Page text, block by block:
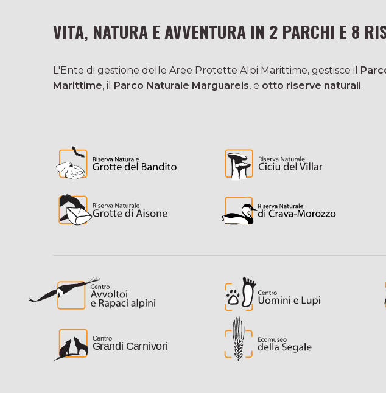
VITA, NATURA E AVVENTURA IN 2 PARCHI E 8
L'Ente di gestione delle Aree Protette Alpi Marittime, gestisce il
Marittime, il Parco Naturale Marguareis, e otto riserve naturali.